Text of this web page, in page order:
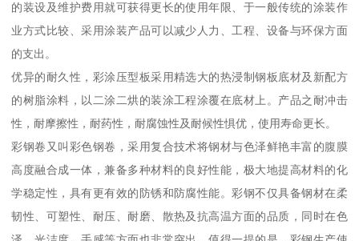
的装设及维护费用就可获得更长的使用年限、于一般传统的涂装作
业方式比较、采用涂装产品可以减少人力、工程、设备与环保方面
的支出。
优异的耐久性，彩涂压型板采用精选大的热浸制钢板底材及新配方
的树脂涂料，以二涂二烘的装涂工程涂覆在底材上。产品之耐冲击
性，耐摩擦性，耐药性，耐腐蚀性及耐候性惧优，使用寿命更长。
彩钢卷又叫彩色钢卷，采用复合技术将钢材与色泽鲜艳丰富的腹膜
高度融合成一体，兼备多种材料的良好性能，极大地提高材料的化
学稳定性，具有更有效的防锈和防腐性能。彩钢不仅具备钢材在柔
韧性、可塑性、耐压、耐磨、散热及抗高温方面的品质，同时在色